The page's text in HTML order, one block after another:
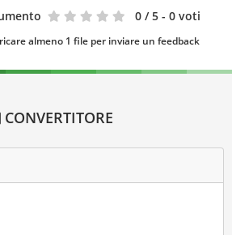
0 / 5 - 0 voti
almeno 1 file per inviare un feedback
CONVERTITORE